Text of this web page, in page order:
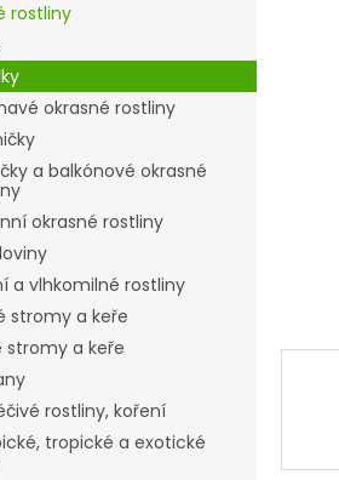
rostliny
okrasné rostliny
a balkónové okrasné
okrasné rostliny
a vlhkomilné rostliny
stromy a keře
stromy a keře
rostliny, koření
tropické a exotické